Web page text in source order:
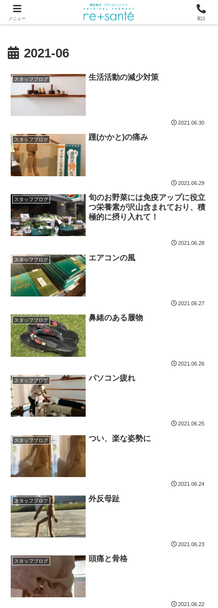
つらい首・肩こり・腰の痛みは、骨から見直す横浜市関内の整体
2021-06
スタッフブログ 生活活動の減少対策
2021.06.30
スタッフブログ 踵(かかと)の痛み
2021.06.29
スタッフブログ
旬のお野菜には免疫アップに役立
つ栄養素が沢山含まれており、積
極的に摂り入れて！
2021.06.28
スタッフブログ エアコンの風
2021.06.27
スタッフブログ 鼻緒のある履物
2021.06.26
スタッフブログ パソコン疲れ
2021.06.25
スタッフブログ つい、楽な姿勢に
2021.06.24
スタッフブログ 外反母趾
2021.06.23
スタッフブログ 頭痛と骨格
2021.06.22
メニュー 電話